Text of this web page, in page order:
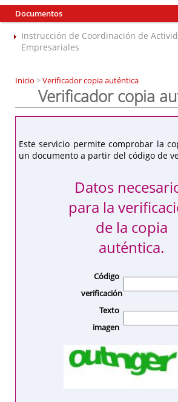
Documentos
Instrucción de Coordinación de
Empresariales
Inicio >Verificador copia auténtica
Verificador copia
Este servicio permite comprobar la
un documento a partir del código de
Datos
para la
de la copia
auténtica.
Código
verificación
Texto
imagen